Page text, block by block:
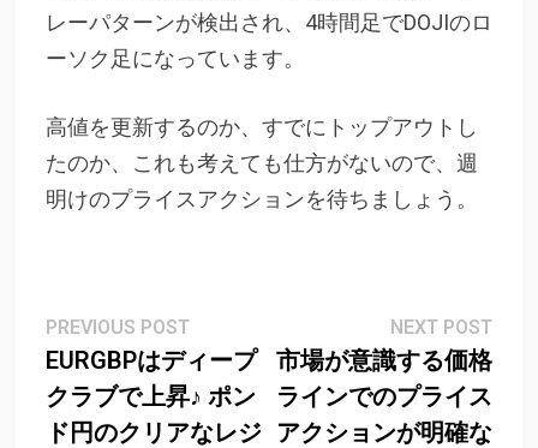
レーパターンが検出され、4時間足でDOJIのロ
ーソク足になっています。
高値を更新するのか、すでにトップアウトし
たのか、これも考えても仕方がないので、週
明けのプライスアクションを待ちましょう。
Post
navigation
PREVIOUS POSTPrevious
post:
EURGBPはディープ
クラブで上昇♪ ポン
ド円のクリアなレジ
NEXT POSTNext
市場が意識する価格
ラインでのプライス
アクションが明確な